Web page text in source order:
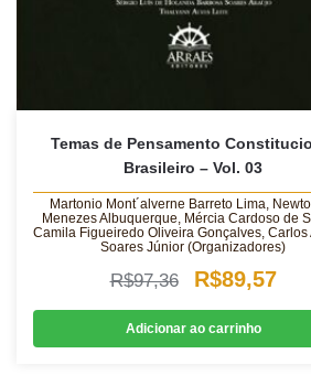
Temas de Pensamento
Brasileiro – Vol. 03
Martonio Mont´alverne Barreto Lima,
Menezes Albuquerque, Mércia Cardoso de
Camila Figueiredo Oliveira Gonçalves, Carlos
Soares Júnior (Organizadores)
R$97,36
O
preço
original
R$89,57O
Adicionar ao carrinho